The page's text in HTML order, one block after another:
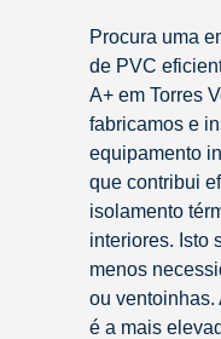
Procura uma
de PVC
A+ em Torres
fabricamos e
equipamento
que contribui
isolamento
interiores. Isto
menos
ou ventoinhas.
é a mais